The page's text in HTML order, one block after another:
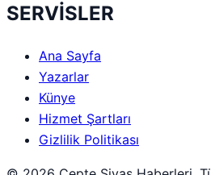
SERVİSLER
Ana Sayfa
Yazarlar
Künye
Hizmet Şartları
Gizlilik Politikası